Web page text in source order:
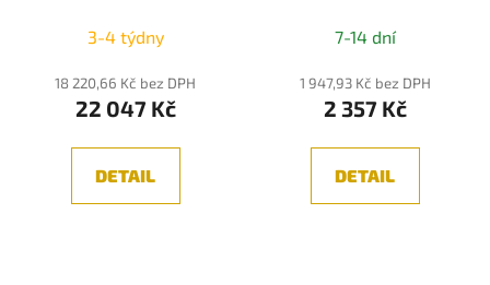
3-4 týdny
18 220,66 Kč bez DPH
22 047 Kč
DETAIL
7-14 dní
1 947,93 Kč bez DPH
2 357 Kč
DETAIL